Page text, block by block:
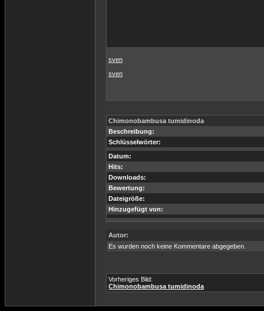
sven
sven
Chimonobambusa tumidinoda
Beschreibung:
Schlüsselwörter:
Datum:
Hits:
Downloads:
Bewertung:
Dateigröße:
Hinzugefügt von:
Autor:
Es wurden noch keine Kommentare abgegeben.
Vorheriges Bild:
Chimonobambusa tumidinoda